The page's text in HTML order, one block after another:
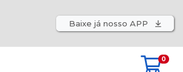
Baixe já nosso APP
0